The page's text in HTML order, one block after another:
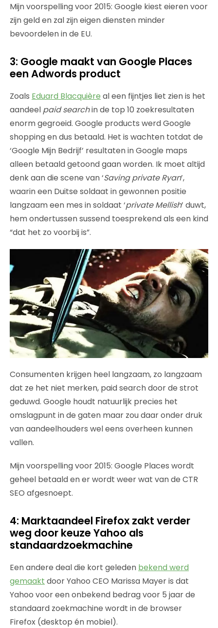
Mijn voorspelling voor 2015: Google kiest eieren voor
zijn geld en zal zijn eigen diensten minder
bevoordelen in de EU.
3: Google maakt van Google Places
een Adwords product
Zoals Eduard Blacquière al een fijntjes liet zien is het
aandeel paid searchin de top 10 zoekresultaten
enorm gegroeid. Google products werd Google
shopping en dus betaald. Het is wachten totdat de
‘Google Mijn Bedrijf’ resultaten in Google maps
alleen betaald getoond gaan worden. Ik moet altijd
denk aan die scene van ‘Saving private Ryan’,
waarin een Duitse soldaat in gewonnen positie
langzaam een mes in soldaat ‘private Mellish’ duwt,
hem ondertussen sussend toesprekend als een kind
“dat het zo voorbij is”.
Consumenten krijgen heel langzaam, zo langzaam
dat ze het niet merken, paid search door de strot
geduwd. Google houdt natuurlijk precies het
omslagpunt in de gaten maar zou daar onder druk
van aandeelhouders wel eens overheen kunnen
vallen.
Mijn voorspelling voor 2015: Google Places wordt
geheel betaald en er wordt weer wat van de CTR
SEO afgesnoept.
4: Marktaandeel Firefox zakt verder
weg door keuze Yahoo als
standaardzoekmachine
Een andere deal die kort geleden bekend werd
gemaakt door Yahoo CEO Marissa Mayer is dat
Yahoo voor een onbekend bedrag voor 5 jaar de
standaard zoekmachine wordt in de browser
Firefox (desktop én mobiel).